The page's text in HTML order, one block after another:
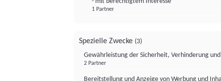
1 Partner
Spezielle Zwecke (3)
Gewährleistung der Sicherheit, Verhinderung
2 Partner
Bereitstellung und Anzeige von Werbung und